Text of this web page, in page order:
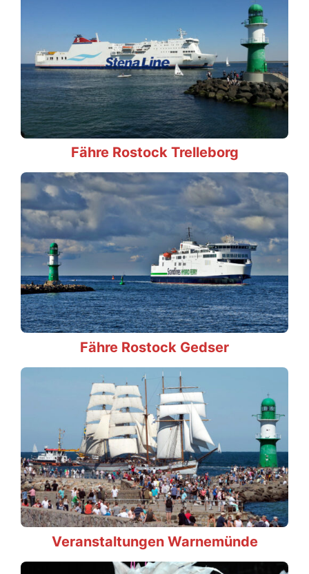
Fähre Rostock Trelleborg
Fähre Rostock Gedser
Veranstaltungen Warnemünde